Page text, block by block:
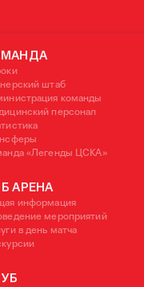
штаб
команды
персонал
«Легенды ЦСКА»
АРЕНА
информация
мероприятий
в день матча